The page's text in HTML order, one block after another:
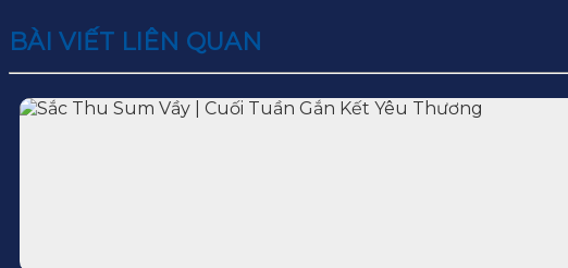
BÀI VIẾT LIÊN QUAN